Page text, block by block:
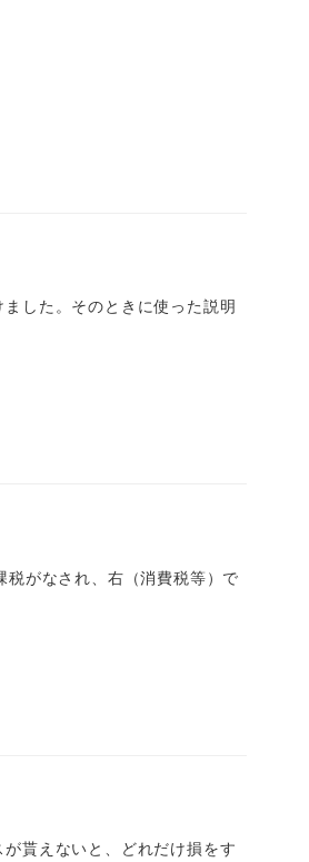
した。そのときに使った説明
がなされ、右（消費税等）で
貰えないと、どれだけ損をす